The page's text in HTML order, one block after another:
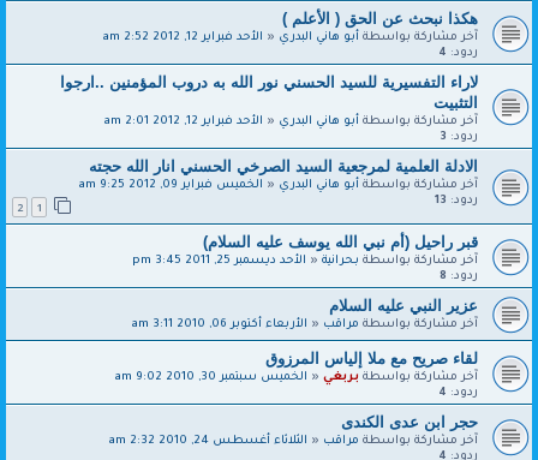
هكذا نبحث عن الحق ( الأعلم )
آخر مشاركة بواسطةأبو هاني البدري« الأحد فبراير 12, 2012 2:52 am
ردود: 4
لاراء التفسيرية للسيد الحسني نور الله به دروب المؤمنين ..ارجوا
التثبيت
آخر مشاركة بواسطةأبو هاني البدري« الأحد فبراير 12, 2012 2:01 am
ردود: 3
الادلة العلمية لمرجعية السيد الصرخي الحسني انار الله حجته
آخر مشاركة بواسطةأبو هاني البدري« الخميس فبراير 09, 2012 9:25 am
ردود: 13
2
قبر راحيل (أم نبي الله يوسف عليه السلام)
آخر مشاركة بواسطةبحرانية« الأحد ديسمبر 25, 2011 3:45 pm
ردود: 8
عزير النبي عليه السلام
آخر مشاركة بواسطةمراقب« الأربعاء أكتوبر 06, 2010 3:11 am
لقاء صريح مع ملا إلياس المرزوق
آخر مشاركة بواسطةبربغي« الخميس سبتمبر 30, 2010 9:02 am
ردود: 4
حجر ابن عدى الكندى
آخر مشاركة بواسطةمراقب« الثلاثاء أغسطس 24, 2010 2:32 am
ردود: 4